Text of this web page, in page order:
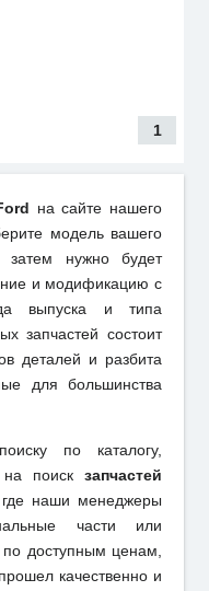
1
на сайте нашего
модель вашего
нужно будет
и модификацию с
выпуска и типа
запчастей состоит
деталей и разбита
для большинства
по каталогу,
на поиск запчастей
наши менеджеры
части или
по доступным ценам,
качественно и